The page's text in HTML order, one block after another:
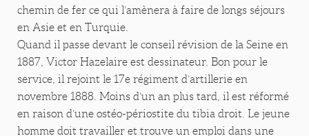
chemin de fer ce qui l’amènera à faire de longs séjours
en Asie et en Turquie.
Quand il passe devant le conseil révision de la Seine en
1887, Victor Hazelaire est dessinateur. Bon pour le
service, il rejoint le 17e régiment d’artillerie en
novembre 1888. Moins d’un an plus tard, il est réformé
en raison d’une ostéo-périostite du tibia droit. Le jeune
homme doit travailler et trouve un emploi dans une